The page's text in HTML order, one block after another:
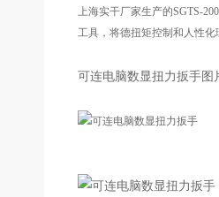
上海实干厂家生产的SGTS-
工具，将德扭矩控制和人性
可连电脑数显扭力扳手图